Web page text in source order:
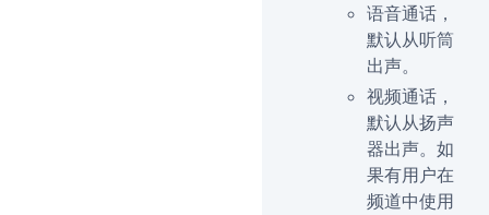
语音通话，
默认从听筒
出声。
视频通话，
默认从扬声
器出声。如
果有用户在
频道中使用